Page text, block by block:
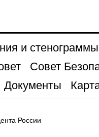
и стенограммы
Совет
Документы
России